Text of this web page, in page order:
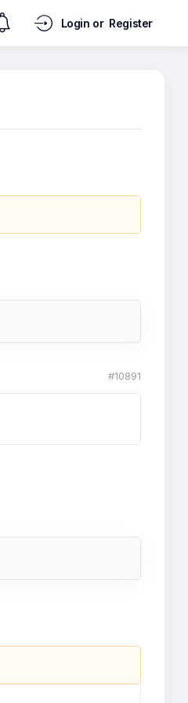
Login or Register
#10891